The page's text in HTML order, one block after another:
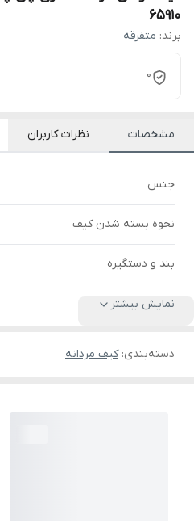
65910
برند: متفرقه
0
مشخصات نظرات کاربران
جنس
نحوه بسته شدن کیف
بند و دستگیره
نمایش بیشتر
دسته‌بندی:کیف مردانه